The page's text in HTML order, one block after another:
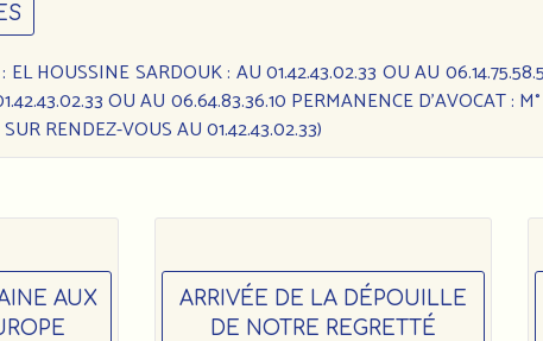
EL HOUSSINE SARDOUK : AU 01.42.43.02.33 OU AU
OU AU 06.64.83.36.10 PERMANENCE D’AVOCAT :
RENDEZ-VOUS AU 01.42.43.02.33)
AUX
ARRIVÉE DE LA DÉPOUILLE
DE NOTRE REGRETTÉ